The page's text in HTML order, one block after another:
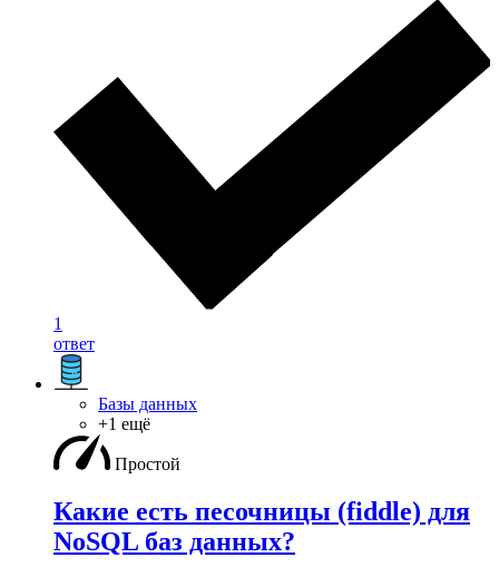
1
ответ
Базы данных
+1 ещё
Простой
Какие есть песочницы (fiddle) для
NoSQL баз данных?